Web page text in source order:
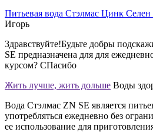
Питьевая вода Стэлмас Цинк Селен
Игорь
Здравствуйте!Будьте добры
SE предназначена для для
курсом? СПасибо
Жить лучше, жить дольше Воды
Вода Стэлмас ZN SE является
употребляться ежедневно без
ее использование для